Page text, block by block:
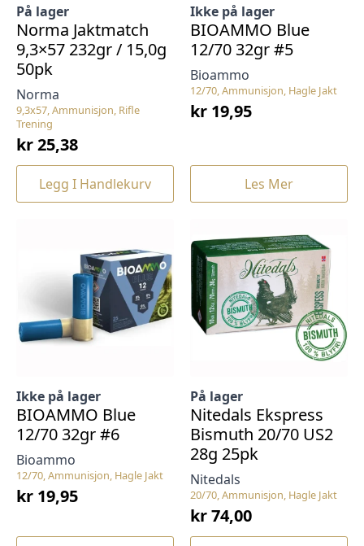
9,3x57, Ammunisjon, Rifle
Trening
Norma
På lager
Norma Jaktmatch
9,3×57 232gr / 15,0g
50pk
kr25,38
Legg I Handlekurv
12/70, Ammunisjon, Hagle Jakt
Bioammo
Ikke på lager
BIOAMMO Blue
12/70 32gr #5
kr 19,95
Les Mer
12/70, Ammunisjon, Hagle Jakt
Bioammo
Ikke på lager
BIOAMMO Blue
12/70 32gr #6
kr 19,95 20/70, Ammunisjon, Hagle Jakt
Nitedals
På lager
Nitedals Ekspress
Bismuth 20/70 US2
28g 25pk
kr74,00